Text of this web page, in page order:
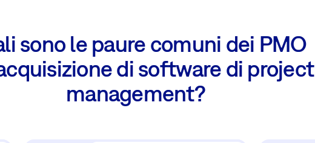
sono le paure comuni dei PMO
di software di project
management?